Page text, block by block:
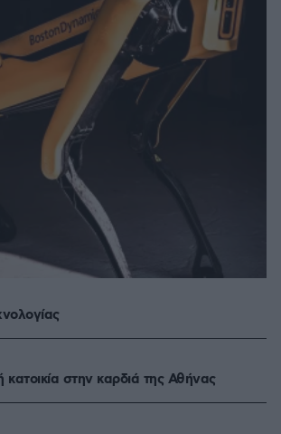
κατοικία στην καρδιά της Αθήνας